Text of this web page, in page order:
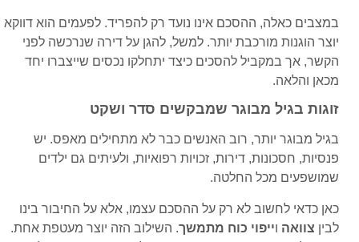
במצבים כאלה, ההסכם אינו נועד רק להפריד. לפעמים הוא דווקא
יוצר הוגנות מורכבת יותר. למשל, להגן על דירה שנרכשה לפני
הקשר, אך במקביל להסכים כיצד יתחלקו נכסים שייצברו יחד
מכאן והלאה.
זוגות בגיל מבוגר שמבקשים סדר ושקט
בגיל מבוגר יותר, רוב האנשים כבר לא מתחילים מאפס. יש
פנסיות, חסכונות, דירות, זכויות רפואיות, ולעיתים גם ילדים
שמושפעים מכל החלטה.
כאן כדאי לחשוב לא רק על ההסכם עצמו, אלא על החיבור בינו
לבין צוואה וייפוי כוח מתמשך. השילוב הזה יוצר מעטפת אחת.